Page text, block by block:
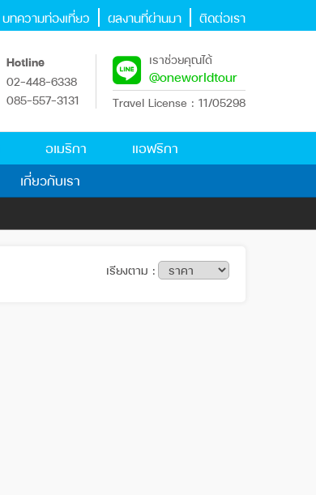
บทความท่องเที่ยว ผลงานที่ผ่านมา ติดต่อเรา
Hotline
02-448-6338
085-557-3131
เราช่วยคุณได้
@oneworldtour
Travel License : 11/05298
อเมริกา
แอฟริกา
เกี่ยวกับเรา
เรียงตาม :